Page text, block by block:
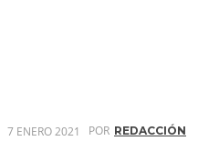
7 ENERO 2021 POR REDACCIÓN